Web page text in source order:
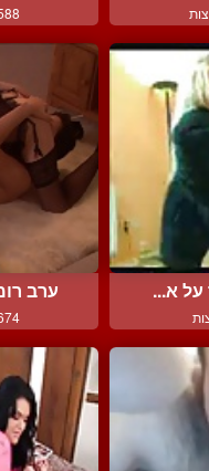
6588
על א... ערב
8674